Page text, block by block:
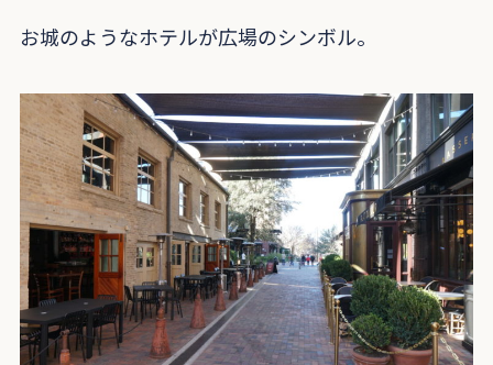
お城のようなホテルが広場のシンボル。